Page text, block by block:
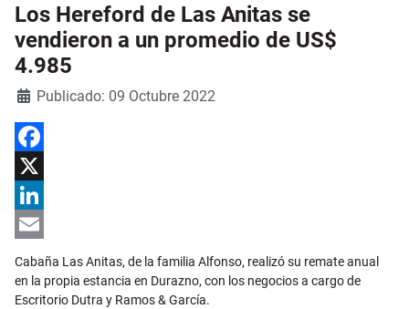
Los Hereford de Las Anitas se
vendieron a un promedio de US$
4.985
Detalles
Publicado: 09 Octubre 2022
Facebook
X
LinkedIn
Email
Cabaña Las Anitas, de la familia Alfonso, realizó su remate anual
en la propia estancia en Durazno, con los negocios a cargo de
Escritorio Dutra y Ramos & García.